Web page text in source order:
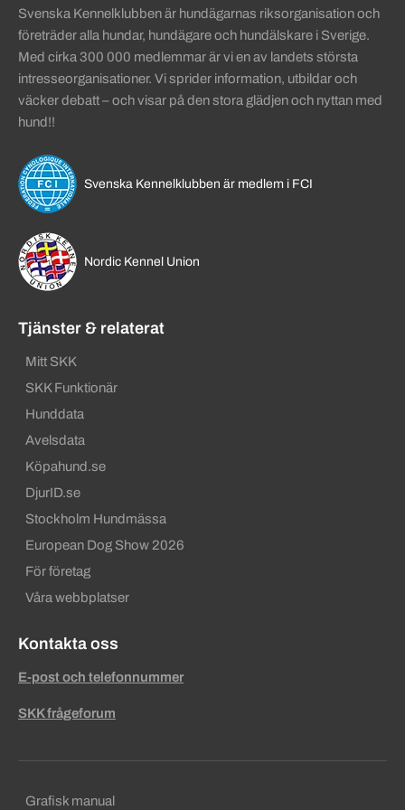
Svenska Kennelklubben är hundägarnas riksorganisation och
företräder alla hundar, hundägare och hundälskare i Sverige.
Med cirka 300 000 medlemmar är vi en av landets största
intresseorganisationer. Vi sprider information, utbildar och
väcker debatt – och visar på den stora glädjen och nyttan med
hund!!
Svenska Kennelklubben är medlem i FCI
Nordic Kennel Union
Tjänster & relaterat
Mitt SKK
SKK Funktionär
Hunddata
Avelsdata
Köpahund.se
DjurID.se
Stockholm Hundmässa
European Dog Show 2026
För företag
Våra webbplatser
Kontakta oss
E-post och telefonnummer
SKK frågeforum
Sekundära sidfotslänkar
Grafisk manual